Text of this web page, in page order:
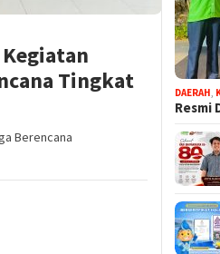
Tingkat
Berencana
DAERAH
Resmi